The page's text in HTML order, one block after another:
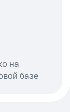
на
базе